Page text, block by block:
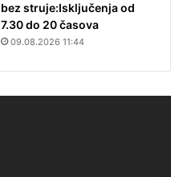
bez struje:Isključenja od
7.30 do 20 časova
09.08.2026 11:44